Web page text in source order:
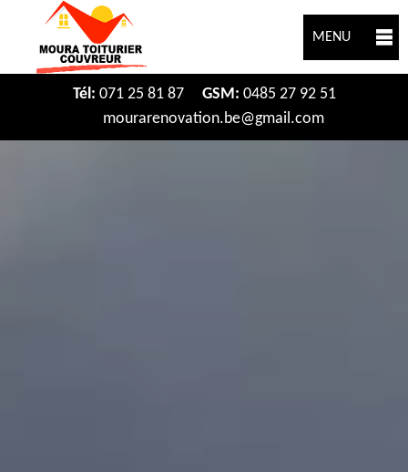
MENU
Tél: 071 25 81 87 GSM: 0485 27 92 51
mourarenovation.be@gmail.com